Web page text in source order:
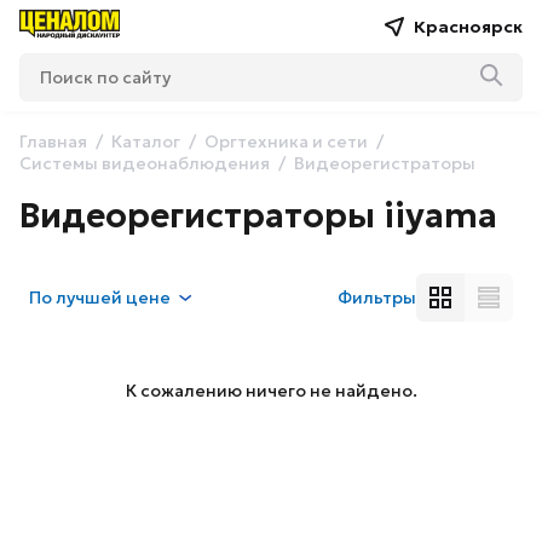
Красноярск
Главная Каталог
Оргтехника и сети
Системы видеонаблюдения
Видеорегистраторы
Видеорегистраторы iiyama
Получшей цене Фильтры
К сожалению ничего не найдено.